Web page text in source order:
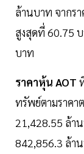
ล้านบาท จากร
สูงสุดที่ 60.75
บาท
ราคาหุ้น AOT
ทรัพย์ตามราคา
21,428.55 ล้า
842,856.3 ล้า